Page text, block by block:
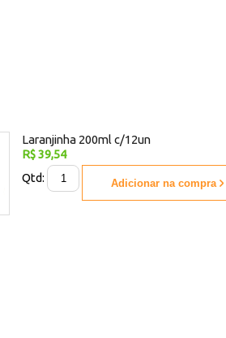
Laranjinha 200ml c/12un
R$ 39,54
Qtd:
Adicionar na compra